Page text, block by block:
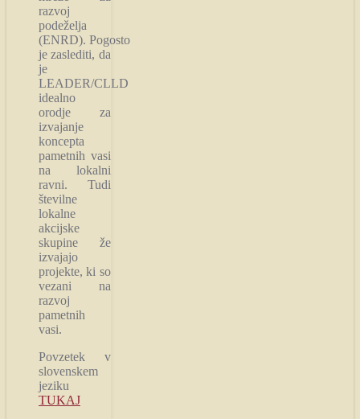
razvoj
podeželja
(ENRD). Pogosto
je zaslediti, da
je
LEADER/CLLD
idealno
orodje za
izvajanje
koncepta
pametnih vasi
na lokalni
ravni. Tudi
številne
lokalne
akcijske
skupine že
izvajajo
projekte, ki so
vezani na
razvoj
pametnih
vasi.
Povzetek v
slovenskem
jeziku
TUKAJ